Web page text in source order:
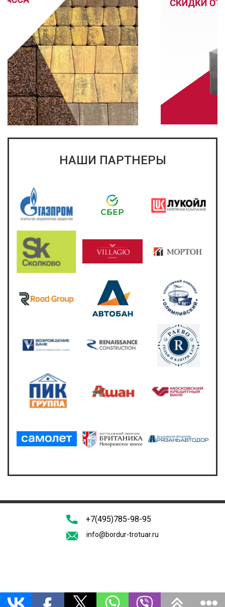
НАШИ ПАРТНЕРЫ
+7(495)785-98-95
info@bordur-trotuar.ru